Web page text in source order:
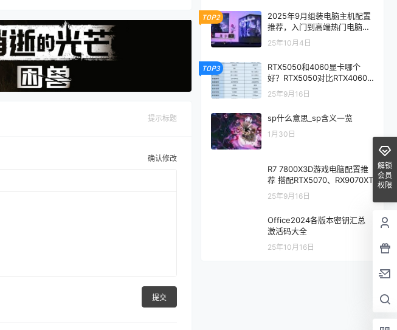
提示标题
确认修改
提交
TOP2
2025年9月组装电脑主机配置
推荐，入门到高端热门电脑配
置方案
25年10月4日
TOP3
RTX5050和4060显卡哪个
好？RTX5050对比RTX4060/
5060性能评测
25年9月16日
sp什么意思_sp含义一览
1月30日
R7 7800X3D游戏电脑配置推
荐 搭配RTX5070、RX9070XT
25年9月16日
Office2024各版本密钥汇总
激活码大全
25年10月16日
解锁
会员
权限